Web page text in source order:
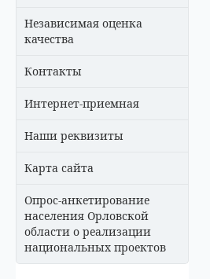
Независимая оценка
качества
Контакты
Интернет-приемная
Наши реквизиты
Карта сайта
Опрос-анкетирование
населения Орловской
области о реализации
национальных проектов